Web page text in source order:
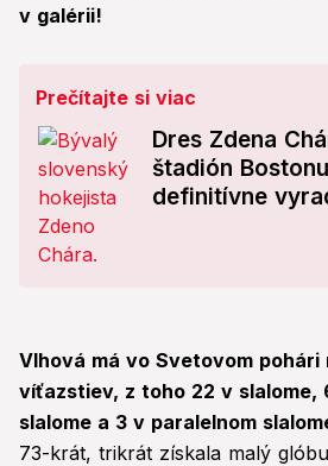
v galérii!
Prečítajte si viac
Dres Zdena
štadión
definitívne
Vlhová má vo Svetovom pohári
víťazstiev, z toho 22 v slalome,
slalome a 3 v paralelnom
73-krát, trikrát získala malý